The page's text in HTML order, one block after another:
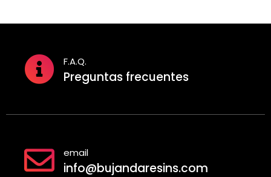
F.A.Q.
Preguntas frecuentes
email
info@bujandaresins.com